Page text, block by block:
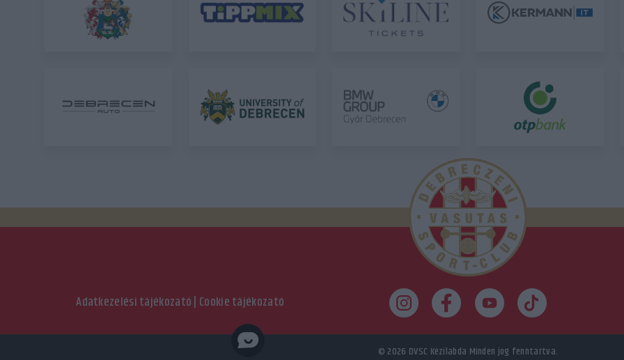
Adatkezelési tájékozató| Cookie tájékozató
© 2026 DVSC Kézilabda Minden jog fenntartva.